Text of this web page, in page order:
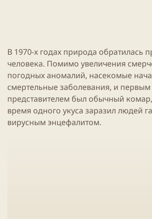
В 1970-х годах природа обратилась
человека. Помимо увеличения
погодных аномалий, насекомые
смертельные заболевания, и первым
представителем был обычный
время одного укуса заразил людей
вирусным энцефалитом.